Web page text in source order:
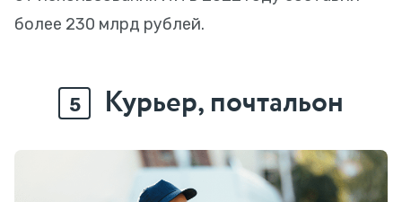
более 230 млрд рублей.
5 Курьер, почтальон